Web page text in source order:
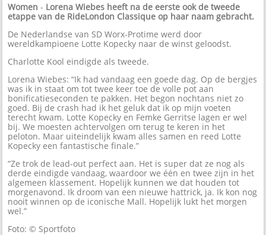
Women - Lorena Wiebes heeft na de eerste ook de tweede
etappe van de RideLondon Classique op haar naam gebracht.
De Nederlandse van SD Worx-Protime werd door
wereldkampioene Lotte Kopecky naar de winst geloodst.
Charlotte Kool eindigde als tweede.
Lorena Wiebes: “Ik had vandaag een goede dag. Op de bergjes
was ik in staat om tot twee keer toe de volle pot aan
bonificatieseconden te pakken. Het begon nochtans niet zo
goed. Bij de crash had ik het geluk dat ik op mijn voeten
terecht kwam. Lotte Kopecky en Femke Gerritse lagen er wel
bij. We moesten achtervolgen om terug te keren in het
peloton. Maar uiteindelijk kwam alles samen en reed Lotte
Kopecky een fantastische finale.”
“Ze trok de lead-out perfect aan. Het is super dat ze nog als
derde eindigde vandaag, waardoor we één en twee zijn in het
algemeen klassement. Hopelijk kunnen we dat houden tot
morgenavond. Ik droom van een nieuwe hattrick, ja. Ik kon nog
nooit winnen op de iconische Mall. Hopelijk lukt het morgen
wel.”
Foto: © Sportfoto